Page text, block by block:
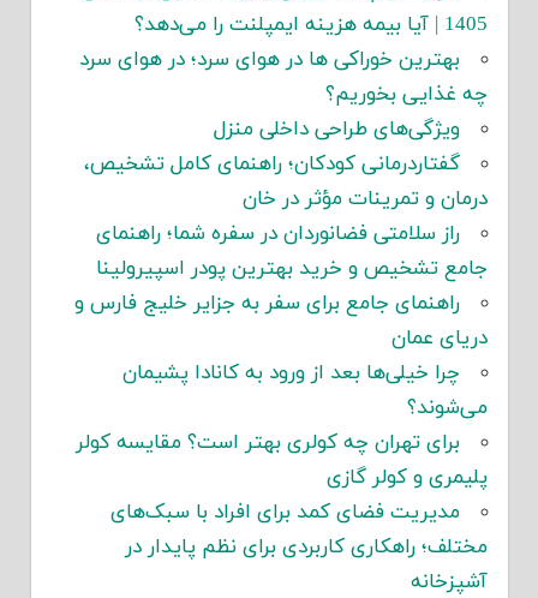
1405 | آیا بیمه هزینه ایمپلنت را می‌دهد؟
بهترین خوراکی ها در هوای سرد؛ در هوای سرد
چه غذایی بخوریم؟
ویژگی‌های طراحی داخلی منزل
گفتاردرمانی کودکان؛ راهنمای کامل تشخیص،
درمان و تمرینات مؤثر در خان
راز سلامتی فضانوردان در سفره شما؛ راهنمای
جامع تشخیص و خرید بهترین پودر اسپیرولینا
راهنمای جامع برای سفر به جزایر خلیج فارس و
دریای عمان
چرا خیلی‌ها بعد از ورود به کانادا پشیمان
می‌شوند؟
برای تهران چه کولری بهتر است؟ مقایسه کولر
پلیمری و کولر گازی
مدیریت فضای کمد برای افراد با سبک‌های
مختلف؛ راهکاری کاربردی برای نظم پایدار در
آشپزخانه